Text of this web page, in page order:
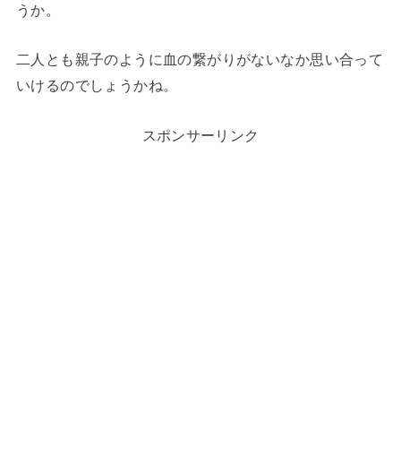
うか。
二人とも親子のように血の繋がりがないなか思い合って
いけるのでしょうかね。
スポンサーリンク